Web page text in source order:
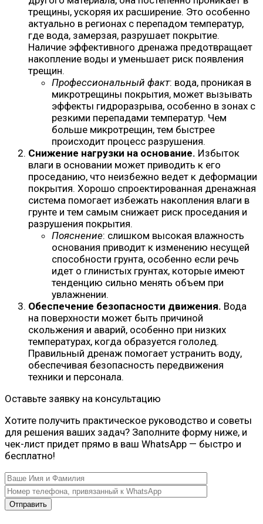
трещины, ускоряя их расширение. Это особенно
актуально в регионах с перепадом температур,
где вода, замерзая, разрушает покрытие.
Наличие эффективного дренажа предотвращает
накопление воды и уменьшает риск появления
трещин.
Профессиональный факт: вода, проникая в
микротрещины покрытия, может вызывать
эффекты гидроразрыва, особенно в зонах с
резкими перепадами температур. Чем
больше микротрещин, тем быстрее
происходит процесс разрушения.
Снижение нагрузки на основание. Избыток
влаги в основании может приводить к его
проседанию, что неизбежно ведет к деформации
покрытия. Хорошо спроектированная дренажная
система помогает избежать накопления влаги в
грунте и тем самым снижает риск проседания и
разрушения покрытия.
Пояснение: слишком высокая влажность
основания приводит к изменению несущей
способности грунта, особенно если речь
идет о глинистых грунтах, которые имеют
тенденцию сильно менять объем при
увлажнении.
Обеспечение безопасности движения. Вода
на поверхности может быть причиной
скольжения и аварий, особенно при низких
температурах, когда образуется гололед.
Правильный дренаж помогает устранить воду,
обеспечивая безопасность передвижения
техники и персонала.
Оставьте заявку на консультацию
Хотите получить практическое руководство и советы
для решения ваших задач? Заполните форму ниже, и
чек-лист придет прямо в ваш WhatsApp — быстро и
бесплатно!